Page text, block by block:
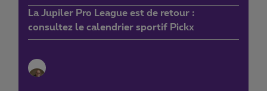
La Jupiler Pro League est de retour :
consultez le calendrier sportif Pickx